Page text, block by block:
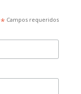
*Campos requeridos